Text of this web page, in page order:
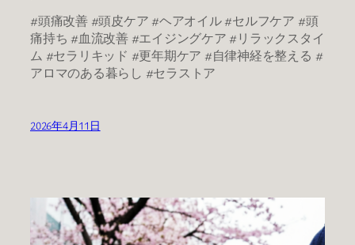
#頭痛改善 #頭皮ケア #ヘアオイル #セルフケア #頭
痛持ち #血流改善 #エイジングケア #リラックスタイ
ム #セラリキッド #更年期ケア #自律神経を整える #
アロマのある暮らし #セラストア
2026年4月11日